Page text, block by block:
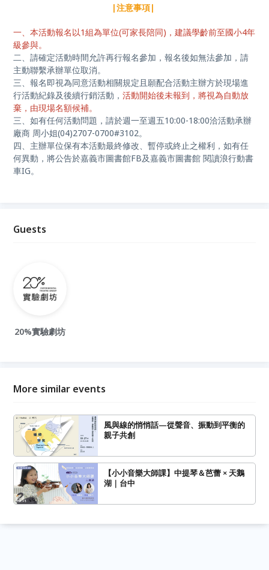
|注意事項|
一、本活動報名以1組為單位(可家長陪同)，建議學齡前至國小4年
級參與。
二、請確定活動時間允許再行報名參加，報名後如無法參加，請
主動聯繫承辦單位取消。
三、報名即視為同意活動相關規定且願配合活動主辦方於現場進
行活動紀錄及後續行銷活動，活動開始後未報到，將視為自動放
棄，由現場名額候補。
三、如有任何活動問題，請於週一至週五10:00-18:00洽活動承辦
廠商 周小姐(04)2707-0700#3102。
四、主辦單位保有本活動最終修改、暫停或終止之權利，如有任
何異動，將公告於嘉義市圖書館FB及嘉義市圖書館 閱讀浪行動書
車IG。
Guests
20%實驗劇坊
More similar events
風與線的悄悄話—從聲音、振動到平衡的
親子共創
【小小音樂大師課】中提琴＆芭蕾 × 天鵝
湖｜台中